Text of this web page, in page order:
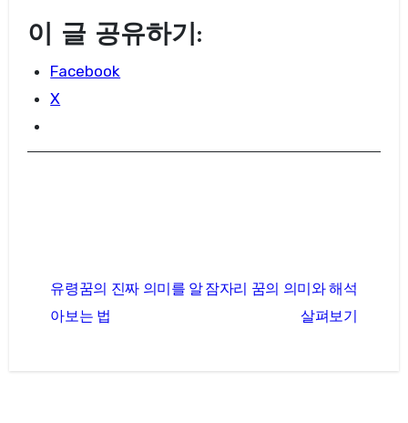
이 글 공유하기:
Facebook
X
탐
유령꿈의 진짜 의미를 알
아보는 법
잠자리 꿈의 의미와 해석
살펴보기